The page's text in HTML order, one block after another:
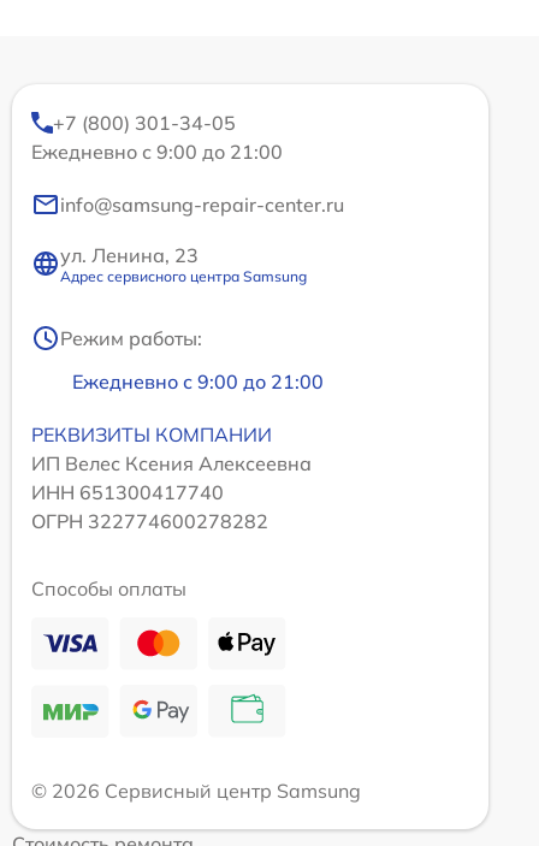
+7 (800) 301-34-05
Ежедневно с 9:00 до 21:00
info@samsung-repair-center.ru
ул. Ленина, 23
Адрес сервисного центра Samsung
Режим работы:
Ежедневно с 9:00 до 21:00
РЕКВИЗИТЫ КОМПАНИИ
ИП Велес Ксения Алексеевна
ИНН 651300417740
ОГРН 322774600278282
Способы оплаты
© 2026 Сервисный центр Samsung